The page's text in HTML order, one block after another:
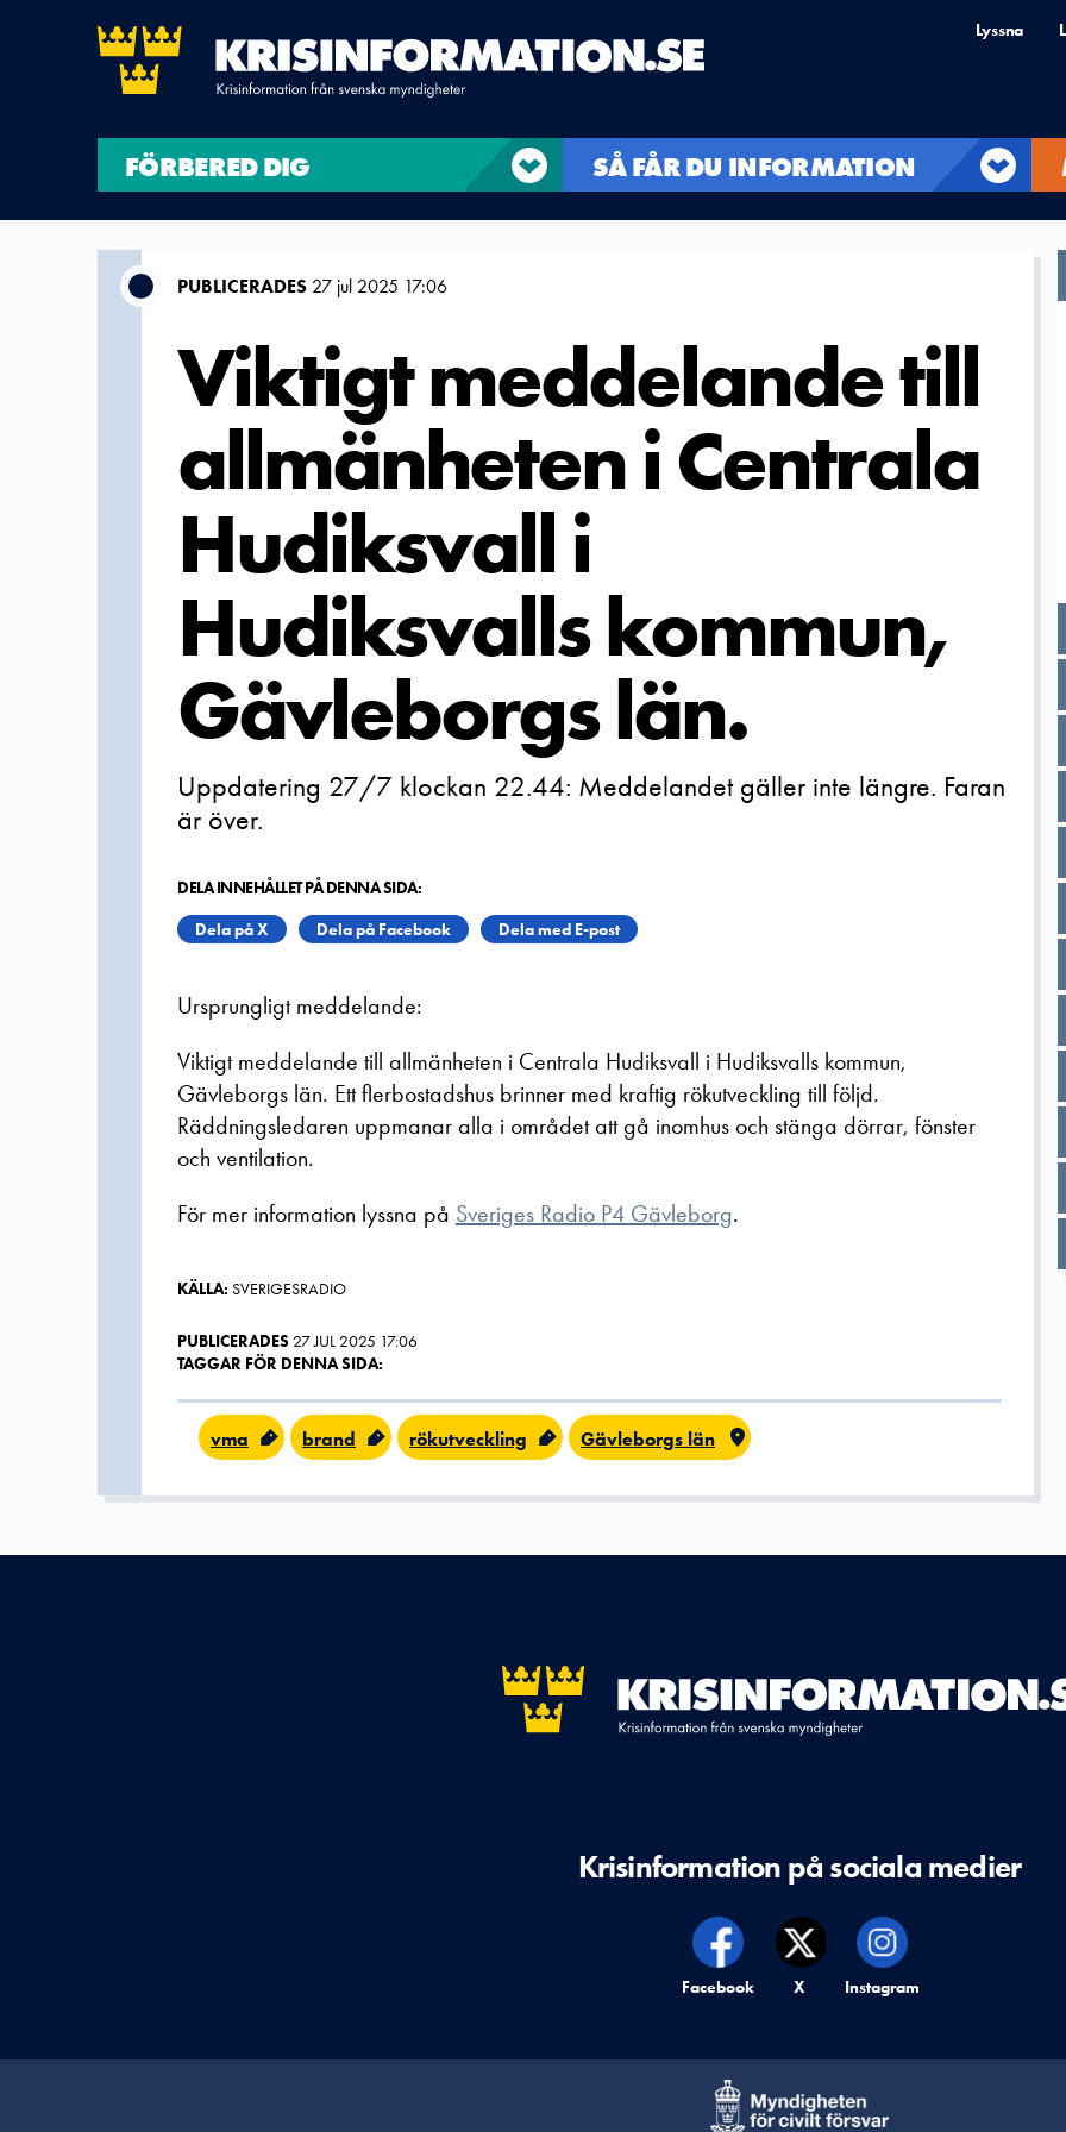
Lyssna
FÖRBERED DIG SÅ FÅR DU INFORMATION
PUBLICERADES 27 jul 2025 17:06
Viktigt meddelande till
allmänheten i Centrala
Hudiksvall i
Hudiksvalls kommun,
Gävleborgs län.
Uppdatering 27/7 klockan 22.44: Meddelandet gäller inte längre. Faran
är över.
DELA INNEHÅLLET PÅ DENNA SIDA:
Dela på X
Dela på Facebook Dela med E-post
Ursprungligt meddelande:
Viktigt meddelande till allmänheten i Centrala Hudiksvall i Hudiksvalls kommun,
Gävleborgs län. Ett flerbostadshus brinner med kraftig rökutveckling till följd.
Räddningsledaren uppmanar alla i området att gå inomhus och stänga dörrar, fönster
och ventilation.
För mer information lyssna på Sveriges Radio P4 Gävleborg.
KÄLLA: SVERIGESRADIO
PUBLICERADES 27 JUL 2025 17:06
TAGGAR FÖR DENNA SIDA:
vma brand rökutveckling Gävleborgs län
Krisinformation på sociala medier
Krisinformation på,
Facebook Krisinformation på,
X Krisinformation på,
Instagram